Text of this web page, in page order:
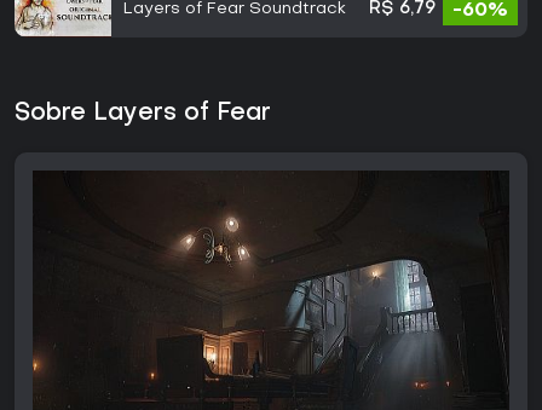
Layers of Fear Soundtrack R$ 6,79 -60%
Sobre Layers of Fear